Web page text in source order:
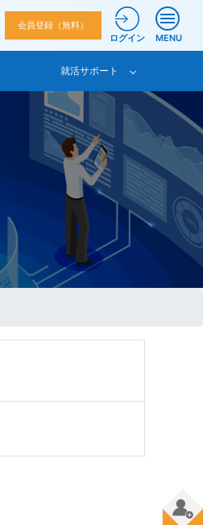
会員登録（無料）
ログイン
MENU
就活サポート